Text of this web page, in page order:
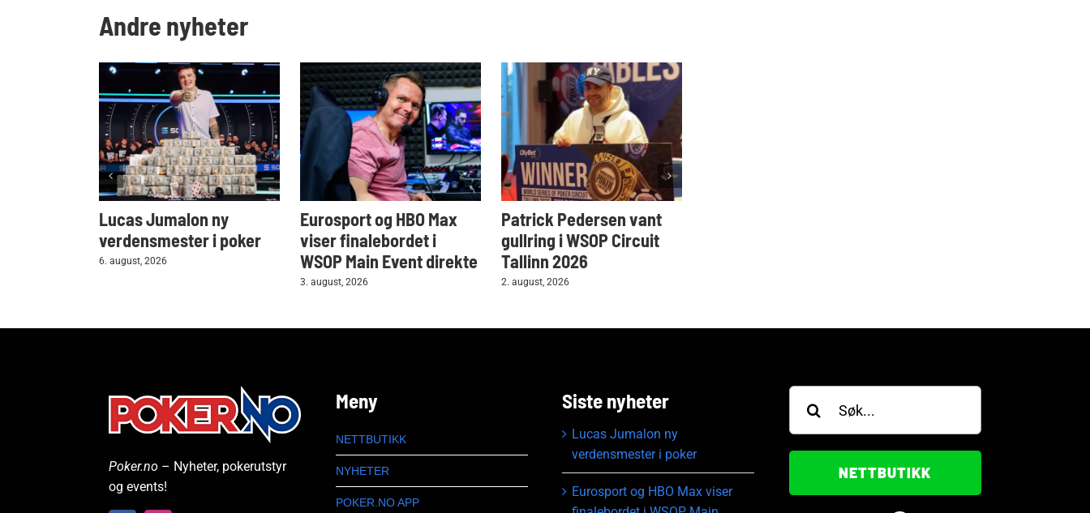
Andre nyheter
Lucas Jumalon ny
verdensmester i poker
6. august, 2026
Eurosport og HBO Max
viser finalebordet i
WSOP Main Event direkte
3. august, 2026
Patrick Pedersen vant
gullring i WSOP Circuit
Tallinn 2026
2. august, 2026
Poker.no – Nyheter, pokerutstyr
og events!
Meny
NETTBUTIKK
NYHETER
POKER.NO APP
Siste nyheter
Lucas Jumalon ny
verdensmester i poker
Eurosport og HBO Max viser
Søk
etter:
NETTBUTIKK